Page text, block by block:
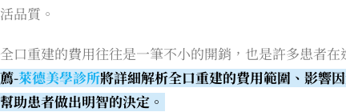
活品質。
全口重建的費用往往是一筆不小的開銷，也是許多患者在
薦-萊德美學診所將詳細解析全口重建的費用範圍、影響
幫助患者做出明智的決定。